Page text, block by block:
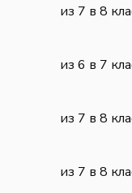
из 7 в 8
из 6 в 7
из 7 в 8
из 7 в 8